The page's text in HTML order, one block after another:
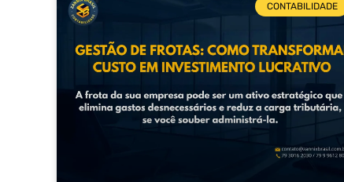
CONTABILIDADE